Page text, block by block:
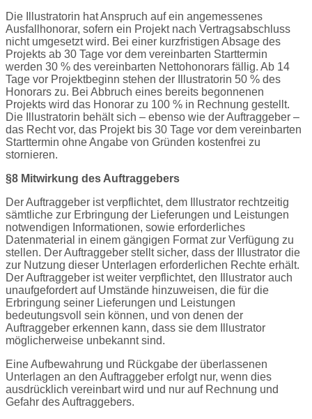
Die Illustratorin hat Anspruch auf ein angemessenes
Ausfallhonorar, sofern ein Projekt nach Vertragsabschluss
nicht umgesetzt wird. Bei einer kurzfristigen Absage des
Projekts ab 30 Tage vor dem vereinbarten Starttermin
werden 30 % des vereinbarten Nettohonorars fällig. Ab 14
Tage vor Projektbeginn stehen der Illustratorin 50 % des
Honorars zu. Bei Abbruch eines bereits begonnenen
Projekts wird das Honorar zu 100 % in Rechnung gestellt.
Die Illustratorin behält sich – ebenso wie der Auftraggeber –
das Recht vor, das Projekt bis 30 Tage vor dem vereinbarten
Starttermin ohne Angabe von Gründen kostenfrei zu
stornieren.
§8 Mitwirkung des Auftraggebers
Der Auftraggeber ist verpflichtet, dem Illustrator rechtzeitig
sämtliche zur Erbringung der Lieferungen und Leistungen
notwendigen Informationen, sowie erforderliches
Datenmaterial in einem gängigen Format zur Verfügung zu
stellen. Der Auftraggeber stellt sicher, dass der Illustrator die
zur Nutzung dieser Unterlagen erforderlichen Rechte erhält.
Der Auftraggeber ist weiter verpflichtet, den Illustrator auch
unaufgefordert auf Umstände hinzuweisen, die für die
Erbringung seiner Lieferungen und Leistungen
bedeutungsvoll sein können, und von denen der
Auftraggeber erkennen kann, dass sie dem Illustrator
möglicherweise unbekannt sind.
Eine Aufbewahrung und Rückgabe der überlassenen
Unterlagen an den Auftraggeber erfolgt nur, wenn dies
ausdrücklich vereinbart wird und nur auf Rechnung und
Gefahr des Auftraggebers.